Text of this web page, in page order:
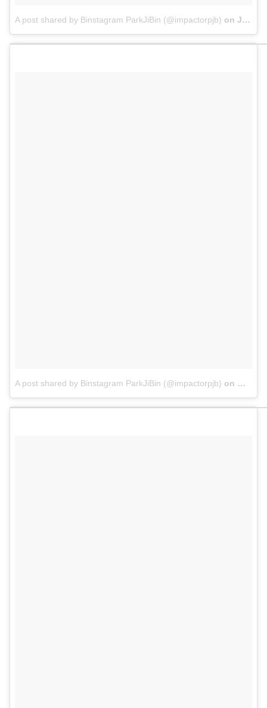
A post shared by Binstagram ParkJiBin (@impactorpjb) on Jul 6, 2017 at 4:19am PDT
A post shared by Binstagram ParkJiBin (@impactorpjb) on May 8,